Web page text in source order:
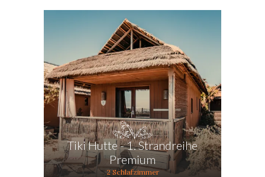
Tiki Hutte - 1. Strandreihe
Premium
2 Schlafzimmer